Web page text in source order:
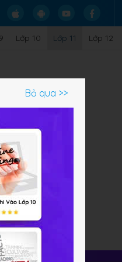
Lớp 10 Lớp 11 Lớp 12
Bỏ qua >>